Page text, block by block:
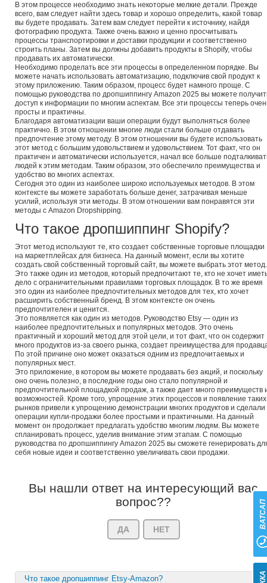
В этом процессе необходимо знать некоторые мелкие детали. Прежде
всего, вам следует найти здесь товар и хорошо определить, какой товар
вы будете продавать. Затем вам следует перейти к источнику, найдя
фотографию продукта. Также очень важно и ценно просчитывать
процессы транспортировки и доставки продукции и соответственно
строить планы. Затем вы должны добавить продукты в Shopify, чтобы
продавать их автоматически.
Необходимо проделать все эти процессы в определенном порядке. Вы
можете начать использовать автоматизацию, подключив свой продукт к
этому приложению. Таким образом, процесс будет намного проще. С
помощью руководства по дропшиппингу Amazon 2025 вы можете
доступ к информации по многим аспектам. Все эти процессы теперь
просты и практичны.
Благодаря автоматизации ваши операции будут выполняться более
практично. В этом отношении многие люди стали больше отдавать
предпочтение этому методу. В этом отношении вы будете использовать
этот метод с большим удовольствием и удовольствием. Тот факт, что он
практичен и автоматически используется, начал все больше
людей к этим методам. Таким образом, это обеспечило преимущества и
удобство во многих аспектах.
Сегодня это один из наиболее широко используемых методов. В этом
контексте вы можете заработать больше денег, затрачивая меньше
усилий, используя эти методы. В этом отношении вам понравятся эти
методы с Amazon Dropshipping.
Что такое дропшиппинг Shopify?
Этот метод используют те, кто создает собственные торговые площадки
на маркетплейсах для бизнеса. На данный момент, если вы хотите
создать свой собственный торговый сайт, вы можете выбрать этот метод.
Это также один из методов, который предпочитают те, кто не хочет
дело с ограничительными правилами торговых площадок. В то же время
это один из наиболее предпочтительных методов для тех, кто хочет
расширить собственный бренд. В этом контексте он очень
предпочтителен и ценится.
Это появляется как один из методов. Руководство Etsy — один из
наиболее предпочтительных и популярных методов. Это очень
практичный и хороший метод для этой цели, и тот факт, что он содержит
много продуктов из-за своего рынка, создает преимущества для
По этой причине оно может оказаться одним из предпочитаемых и
популярных мест.
Это приложение, в котором вы можете продавать без акций, и поскольку
оно очень полезно, в последние годы оно стало популярной и
предпочтительной площадкой продаж, а также дает много преимуществ
возможностей. Кроме того, упрощение этих процессов и появление таких
рынков привели к упрощению демонстрации многих продуктов и сделали
операции купли-продажи более простыми и практичными. На данный
момент он продолжает предлагать удобство многим людям. Вы можете
спланировать процесс, уделив внимание этим этапам. С помощью
руководства по дропшиппингу Amazon 2025 вы сможете генерировать
себя новые идеи и соответственно увеличивать свои продажи.
Вы нашли ответ на интересующий вас
вопрос??
ДА НЕТ
Что такое дропшиппинг Etsy-Amazon?
ВАТСАП